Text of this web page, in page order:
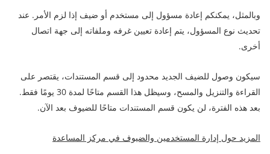
وبالمثل، يمكنكم إعادة مسؤول إلى مستخدم أو ضيف إذا لزم الأمر. عند
تحديث نوع المسؤول، يتم إعادة تعيين غرفه وملفاته إلى جهة اتصال
أخرى.
سيكون وصول للضيف الجديد محدود إلى قسم المستندات، يقتصر على
القراءة والتنزيل والمسح، وسيظل هذا القسم متاحًا لمدة 30 يومًا فقط.
بعد هذه الفترة، لن يكون قسم المستندات متاحًا للضيوف بعد الآن.
المزيد حول إدارة المستخدمين والضيوف في مركز المساعدة